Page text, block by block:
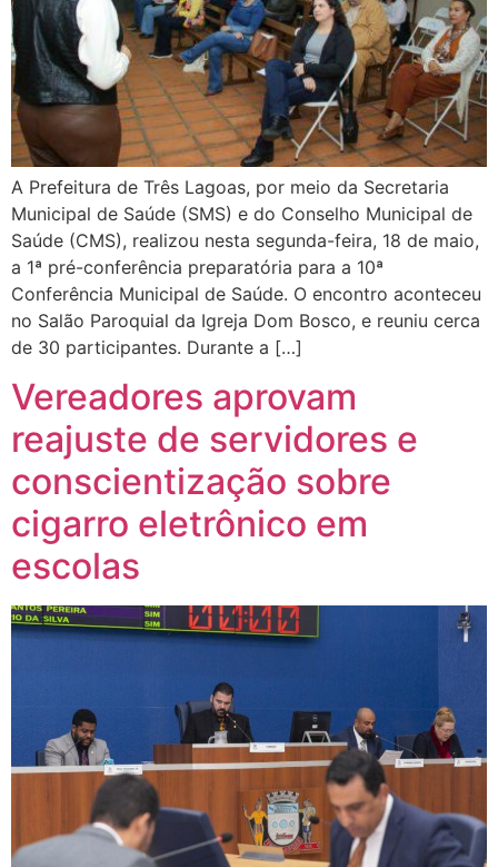
A Prefeitura de Três Lagoas, por meio da Secretaria
Municipal de Saúde (SMS) e do Conselho Municipal de
Saúde (CMS), realizou nesta segunda-feira, 18 de maio,
a 1ª pré-conferência preparatória para a 10ª
Conferência Municipal de Saúde. O encontro aconteceu
no Salão Paroquial da Igreja Dom Bosco, e reuniu cerca
de 30 participantes. Durante a […]
Vereadores aprovam
reajuste de servidores e
conscientização sobre
cigarro eletrônico em
escolas